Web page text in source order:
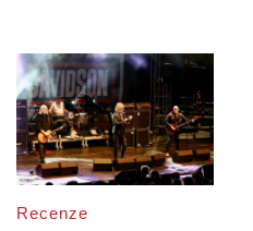
Recenze